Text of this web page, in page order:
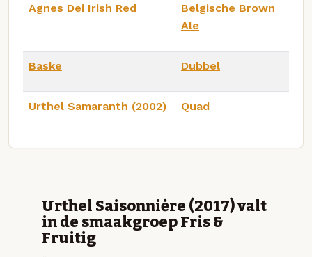
Agnes Dei Irish Red
Belgische Brown
Ale
Baske Dubbel
Urthel Samaranth (2002) Quad
Urthel Saisonniėre (2017) valt
in de smaakgroep Fris &
Fruitig